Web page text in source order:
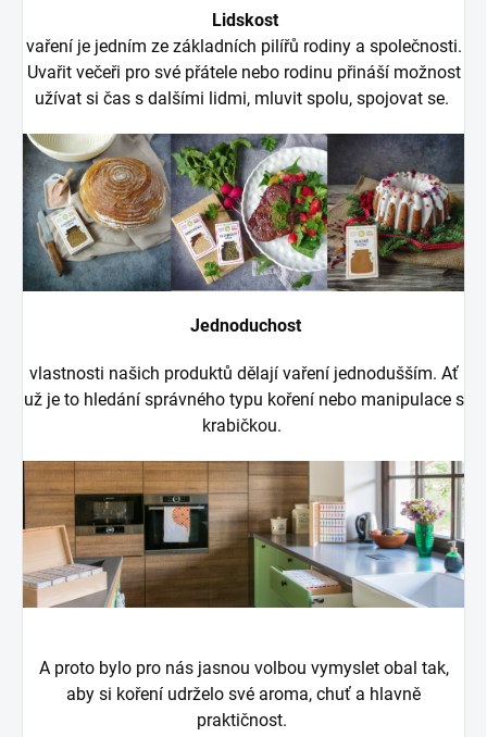
Lidskost
vaření je jedním ze základních pilířů rodiny a společnosti.
Uvařit večeři pro své přátele nebo rodinu přináší možnost
užívat si čas s dalšími lidmi, mluvit spolu, spojovat se.
Jednoduchost
vlastnosti našich produktů dělají vaření jednodušším. Ať
už je to hledání správného typu koření nebo manipulace s
krabičkou.
A proto bylo pro nás jasnou volbou vymyslet obal tak,
aby si koření udrželo své aroma, chuť a hlavně
praktičnost.